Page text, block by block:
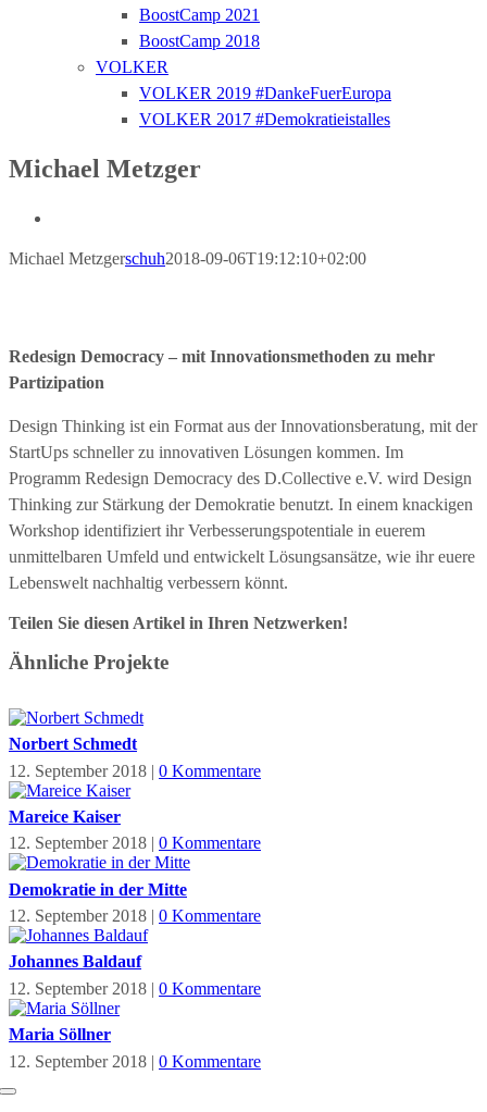
BoostCamp 2021
BoostCamp 2018
VOLKER
VOLKER 2019 #DankeFuerEuropa
VOLKER 2017 #Demokratieistalles
Michael Metzger
Image
Michael Metzgerschuh2018-09-06T19:12:10+02:00
Redesign Democracy – mit Innovationsmethoden zu mehr
Partizipation
Design Thinking ist ein Format aus der Innovationsberatung, mit der
StartUps schneller zu innovativen Lösungen kommen. Im
Programm Redesign Democracy des D.Collective e.V. wird Design
Thinking zur Stärkung der Demokratie benutzt. In einem knackigen
Workshop identifiziert ihr Verbesserungspotentiale in euerem
unmittelbaren Umfeld und entwickelt Lösungsansätze, wie ihr euere
Lebenswelt nachhaltig verbessern könnt.
Teilen Sie diesen Artikel in Ihren Netzwerken!
Facebook
X
LinkedIn
Tumblr
Pinterest
Ähnliche Projekte
Norbert Schmedt
12. September 2018 | 0 Kommentare
Mareice Kaiser
12. September 2018 | 0 Kommentare
Demokratie in der Mitte
12. September 2018 | 0 Kommentare
Johannes Baldauf
12. September 2018 | 0 Kommentare
Maria Söllner
12. September 2018 | 0 Kommentare
Toggle